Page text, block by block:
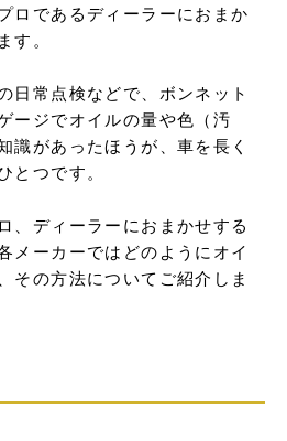
ロであるディーラーにおまか
す。
日常点検などで、ボンネット
ージでオイルの量や色（汚
識があったほうが、車を長く
とつです。
、ディーラーにおまかせする
メーカーではどのようにオイ
その方法についてご紹介しま